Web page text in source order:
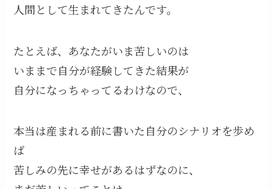
人間として生まれてきたんです。
たとえば、あなたがいま苦しいのは
いままで自分が経験してきた結果が
自分になっちゃってるわけなので、
本当は産まれる前に書いた自分のシナリオを歩め
ば
苦しみの先に幸せがあるはずなのに、